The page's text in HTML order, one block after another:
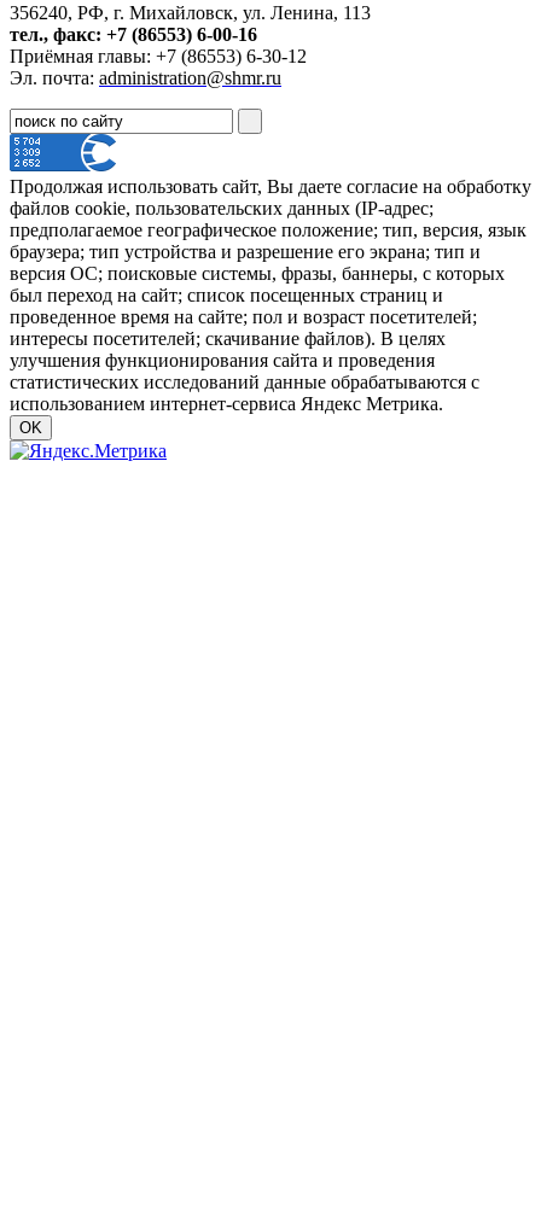
356240, РФ, г. Михайловск, ул. Ленина, 113
тел., факс: +7 (86553) 6-00-16
Приёмная главы: +7 (86553) 6-30-12
Эл. почта: administration@shmr.ru
Продолжая использовать сайт, Вы даете согласие на обработку
файлов cookie, пользовательских данных (IP-адрес;
предполагаемое географическое положение; тип, версия, язык
браузера; тип устройства и разрешение его экрана; тип и
версия ОС; поисковые системы, фразы, баннеры, с которых
был переход на сайт; список посещенных страниц и
проведенное время на сайте; пол и возраст посетителей;
интересы посетителей; скачивание файлов). В целях
улучшения функционирования сайта и проведения
статистических исследований данные обрабатываются с
использованием интернет-сервиса Яндекс Метрика.
OK